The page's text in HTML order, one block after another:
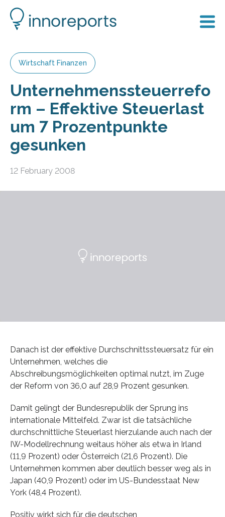
Wirtschaft Finanzen
Unternehmenssteuerrefo
rm – Effektive Steuerlast
um 7 Prozentpunkte
gesunken
12 February 2008
Danach ist der effektive Durchschnittssteuersatz für ein
Unternehmen, welches die
Abschreibungsmöglichkeiten optimal nutzt, im Zuge
der Reform von 36,0 auf 28,9 Prozent gesunken.
Damit gelingt der Bundesrepublik der Sprung ins
internationale Mittelfeld. Zwar ist die tatsächliche
durchschnittliche Steuerlast hierzulande auch nach der
IW-Modellrechnung weitaus höher als etwa in Irland
(11,9 Prozent) oder Österreich (21,6 Prozent). Die
Unternehmen kommen aber deutlich besser weg als in
Japan (40,9 Prozent) oder im US-Bundesstaat New
York (48,4 Prozent).
Positiv wirkt sich für die deutschen